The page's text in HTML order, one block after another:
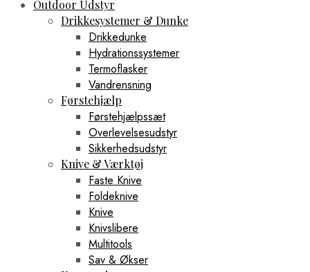
Outdoor Udstyr
Drikkesystemer & Dunke
Drikkedunke
Hydrationssystemer
Termoflasker
Vandrensning
Førstehjælp
Førstehjælpssæt
Overlevelsesudstyr
Sikkerhedsudstyr
Knive & Værktøj
Faste Knive
Foldeknive
Knive
Knivslibere
Multitools
Sav & Økser